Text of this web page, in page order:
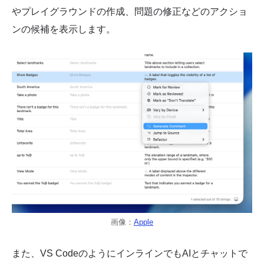
やプレイグラウンドの作成、問題の修正などのアクショ
ンの候補を表示します。
画像： Apple
また、VS CodeのようにインラインでもAIとチャットで